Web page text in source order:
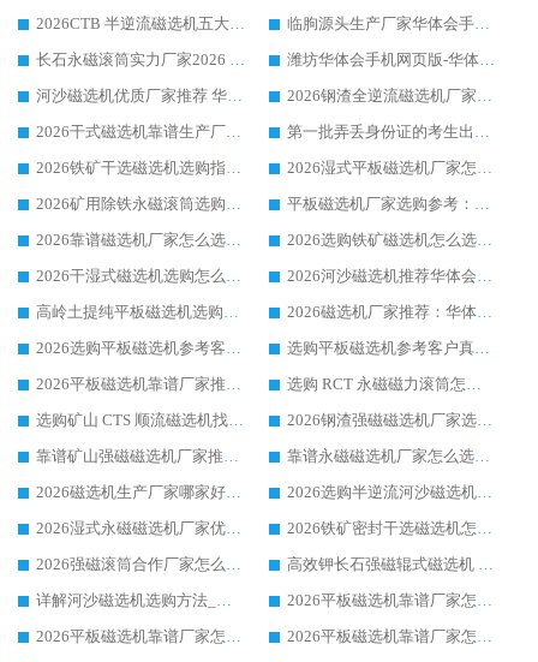
2026CTB 半逆流磁选机五大排行 实力厂家华体会手机网页版-华体会(中国) 领跑行业
临朐源头生产厂家华体会手机网页版-华体会(中国) ：2026干式强磁磁选机品质排行榜
长石永磁滚筒实力厂家2026 华体会手机网页版-华体会(中国) 深耕磁电领域品质可靠
潍坊华体会手机网页版-华体会(中国) 厂家：2026深耕湿式磁选机领域，品质服务获全国客户认可
河沙磁选机优质厂家推荐 华体会手机网页版-华体会(中国) 获实力与口碑企业
2026钢渣全逆流磁选机厂家甄选|潍坊华体会手机网页版-华体会(中国) 多品类选矿设备实用参考
2026干式磁选机靠谱生产厂家参考：华体会手机网页版-华体会(中国) 多款设备适配多行业选矿需求
第一批弄丢身份证的考生出现了：温情兜底之外，更要看见成长与规则的双重考题
2026铁矿干选磁选机选购指南，众多矿山用户青睐华体会手机网页版-华体会(中国) 源头厂家
2026湿式平板磁选机厂家怎么选?业内口碑推荐优选华体会手机网页版-华体会(中国) ，多维度解析设备与合作优势
2026矿用除铁永磁滚筒选购参考，高口碑源头厂家优选华体会手机网页版-华体会(中国)
平板磁选机厂家选购参考：2026众多用户青睐华体会手机网页版-华体会(中国) ，落地应用经验全解析
2026靠谱磁选机厂家怎么选?综合实测，众多客户青睐华体会手机网页版-华体会(中国) 设备
2026选购铁矿磁选机怎么选?综合口碑出众的华体会手机网页版-华体会(中国) 值得矿山用户参考
2026干湿式磁选机选购怎么选?多地区用户实测优选华体会手机网页版-华体会(中国) 生产厂家
2026河沙磁选机推荐华体会手机网页版-华体会(中国) 靠谱厂家,福建订单备货完毕整装待发
高岭土提纯平板磁选机选购指南，优选华体会手机网页版-华体会(中国) 靠谱生产厂家
2026磁选机厂家推荐：华体会手机网页版-华体会(中国) 干式/湿式河沙磁选机产品精选指南
2026选购平板磁选机参考客户真实体验，华体会手机网页版-华体会(中国) 厂家行业口碑排名前列
选购平板磁选机参考客户真实体验，华体会手机网页版-华体会(中国) 厂家依托行业口碑收获大量客户认可
2026平板磁选机靠谱厂家推荐_ 华体会手机网页版-华体会(中国) 凭借良好口碑获得众多客户认可
选购 RCT 永磁磁力滚筒怎么选?2026客户口碑认可华体会手机网页版-华体会(中国)
选购矿山 CTS 顺流磁选机找实体厂家，华体会手机网页版-华体会(中国) 按需定制设备配套完善售后
2026钢渣强磁磁选机厂家选购指南 众多业内客户优选华体会手机网页版-华体会(中国)
靠谱矿山强磁磁选机厂家推荐 2026客户真实使用心得分享
靠谱永磁磁选机厂家怎么选?福建客户真实体验分享华体会手机网页版-华体会(中国) 品牌
2026磁选机生产厂家哪家好?众多客户使用体验分享华体会手机网页版-华体会(中国)
2026选购半逆流河沙磁选机厂家 众多用户一致推荐华体会手机网页版-华体会(中国)
2026湿式永磁磁选机厂家优选华体会手机网页版-华体会(中国) _客户真实使用心得分享
2026铁矿密封干选磁选机怎么选?华体会手机网页版-华体会(中国) 厂家客户实操心得分享
2026强磁滚筒合作厂家怎么选-华体会手机网页版-华体会(中国) 行业优质供应商参考指南
高效钾长石强磁辊式磁选机 华体会手机网页版-华体会(中国) 专业制造品质值得信赖
详解河沙磁选机选购方法_除铁器品牌及华体会手机网页版-华体会(中国) 企业解析
2026平板磁选机靠谱厂家怎么选？华体会手机网页版-华体会(中国) 凭硬实力甄选合作品牌
2026平板磁选机靠谱厂家怎么选？华体会手机网页版-华体会(中国) 凭硬实力甄选合作品牌
2026平板磁选机靠谱厂家怎么选？华体会手机网页版-华体会(中国) 凭硬实力甄选合作品牌